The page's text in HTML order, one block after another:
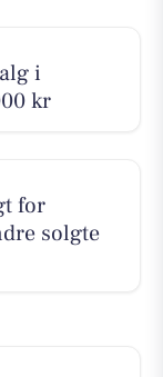
i
kr
for
solgte